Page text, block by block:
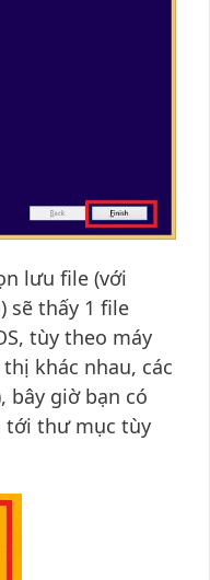
lưu file (với
sẽ thấy 1 file
tùy theo máy
khác nhau, các
bây giờ bạn có
tới thư mục tùy